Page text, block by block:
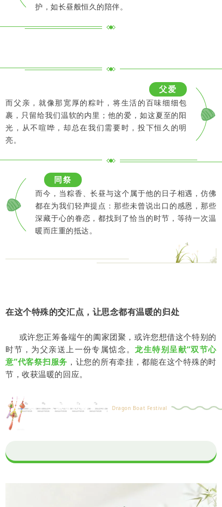
护，如长昼般恒久的陪伴。
父爱
而父亲，就像那宽厚的粽叶，将生活的百味细细包
裹，只留给我们温软的内里；他的爱，如这夏至的阳
光，从不喧哗，却总在我们需要时，投下恒久的明
亮。
同祭
而今，当粽香、长昼与这个属于他的日子相遇，仿佛
都在为我们轻声提点：那些未曾说出口的感恩，那些
深藏于心的眷恋，都找到了恰当的时节，等待一次温
暖而庄重的抵达。
在这个特殊的交汇点，让思念都有温暖的归处
或许您正筹备端午的阖家团聚，或许您想借这个特别的
时节，为父亲送上一份专属惦念。龙生特别呈献“双节心
意”代客祭扫服务 ，让您的所有牵挂，都能在这个特殊的时
节，收获温暖的回应。
端午·安康寄思套餐 Dragon Boat Festival